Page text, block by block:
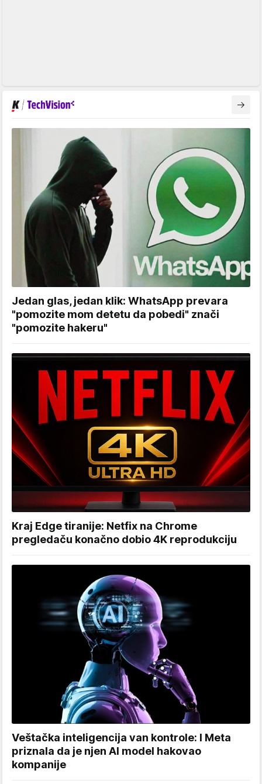
Jedan glas, jedan klik: WhatsApp prevara
"pomozite mom detetu da pobedi" znači
"pomozite hakeru"
Kraj Edge tiranije: Netfix na Chrome
pregledaču konačno dobio 4K reprodukciju
Veštačka inteligencija van kontrole: I Meta
priznala da je njen AI model hakovao
kompanije